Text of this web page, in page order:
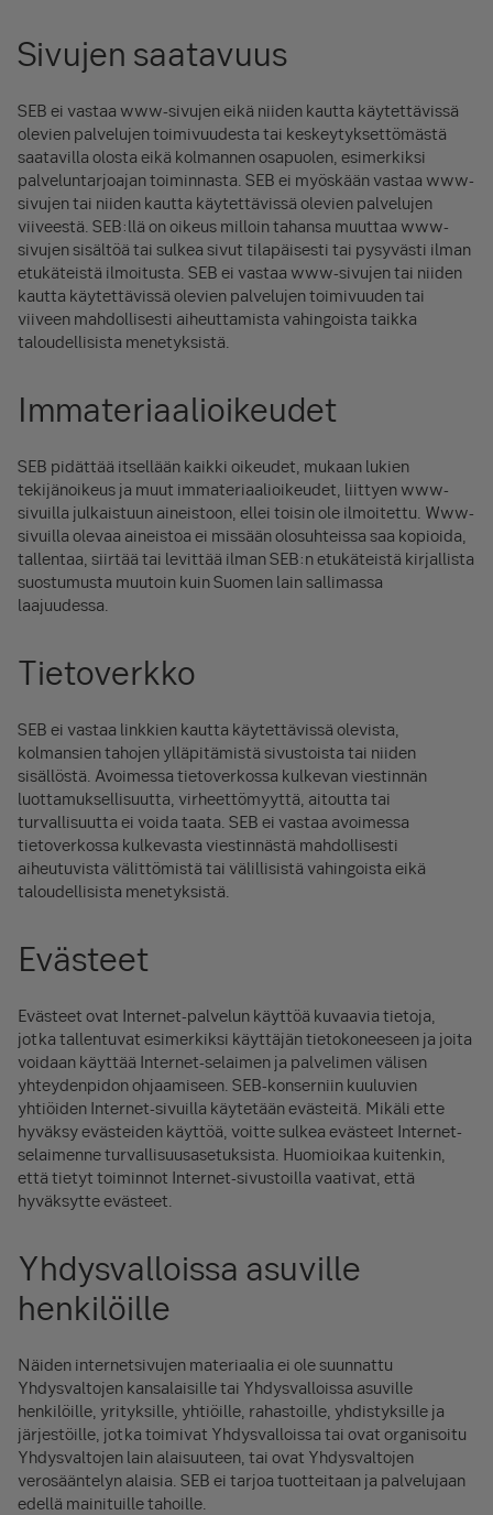
Sivujen saatavuus
SEB ei vastaa www-sivujen eikä niiden kautta käytettävissä
olevien palvelujen toimivuudesta tai keskeytyksettömästä
saatavilla olosta eikä kolmannen osapuolen, esimerkiksi
palveluntarjoajan toiminnasta. SEB ei myöskään vastaa www-
sivujen tai niiden kautta käytettävissä olevien palvelujen
viiveestä. SEB:llä on oikeus milloin tahansa muuttaa www-
sivujen sisältöä tai sulkea sivut tilapäisesti tai pysyvästi ilman
etukäteistä ilmoitusta. SEB ei vastaa www-sivujen tai niiden
kautta käytettävissä olevien palvelujen toimivuuden tai
viiveen mahdollisesti aiheuttamista vahingoista taikka
taloudellisista menetyksistä.
Immateriaalioikeudet
SEB pidättää itsellään kaikki oikeudet, mukaan lukien
tekijänoikeus ja muut immateriaalioikeudet, liittyen www-
sivuilla julkaistuun aineistoon, ellei toisin ole ilmoitettu. Www-
sivuilla olevaa aineistoa ei missään olosuhteissa saa kopioida,
tallentaa, siirtää tai levittää ilman SEB:n etukäteistä kirjallista
suostumusta muutoin kuin Suomen lain sallimassa
laajuudessa.
Tietoverkko
SEB ei vastaa linkkien kautta käytettävissä olevista,
kolmansien tahojen ylläpitämistä sivustoista tai niiden
sisällöstä. Avoimessa tietoverkossa kulkevan viestinnän
luottamuksellisuutta, virheettömyyttä, aitoutta tai
turvallisuutta ei voida taata. SEB ei vastaa avoimessa
tietoverkossa kulkevasta viestinnästä mahdollisesti
aiheutuvista välittömistä tai välillisistä vahingoista eikä
taloudellisista menetyksistä.
Evästeet
Evästeet ovat Internet-palvelun käyttöä kuvaavia tietoja,
jotka tallentuvat esimerkiksi käyttäjän tietokoneeseen ja joita
voidaan käyttää Internet-selaimen ja palvelimen välisen
yhteydenpidon ohjaamiseen. SEB-konserniin kuuluvien
yhtiöiden Internet-sivuilla käytetään evästeitä. Mikäli ette
hyväksy evästeiden käyttöä, voitte sulkea evästeet Internet-
selaimenne turvallisuusasetuksista. Huomioikaa kuitenkin,
että tietyt toiminnot Internet-sivustoilla vaativat, että
hyväksytte evästeet.
Yhdysvalloissa asuville
henkilöille
Näiden internetsivujen materiaalia ei ole suunnattu
Yhdysvaltojen kansalaisille tai Yhdysvalloissa asuville
henkilöille, yrityksille, yhtiöille, rahastoille, yhdistyksille ja
järjestöille, jotka toimivat Yhdysvalloissa tai ovat organisoitu
Yhdysvaltojen lain alaisuuteen, tai ovat Yhdysvaltojen
verosääntelyn alaisia. SEB ei tarjoa tuotteitaan ja palvelujaan
edellä mainituille tahoille.